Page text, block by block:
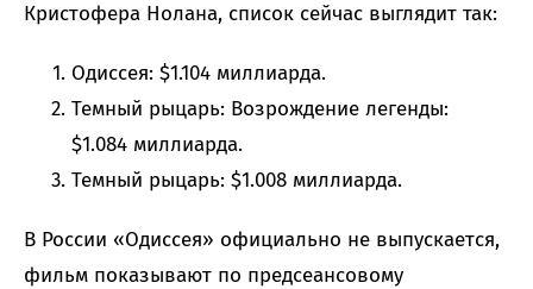
Кристофера Нолана, список сейчас выглядит так:
Одиссея: $1.104 миллиарда.
Темный рыцарь: Возрождение легенды:
$1.084 миллиарда.
Темный рыцарь: $1.008 миллиарда.
В России «Одиссея» официально не выпускается,
фильм показывают по предсеансовому